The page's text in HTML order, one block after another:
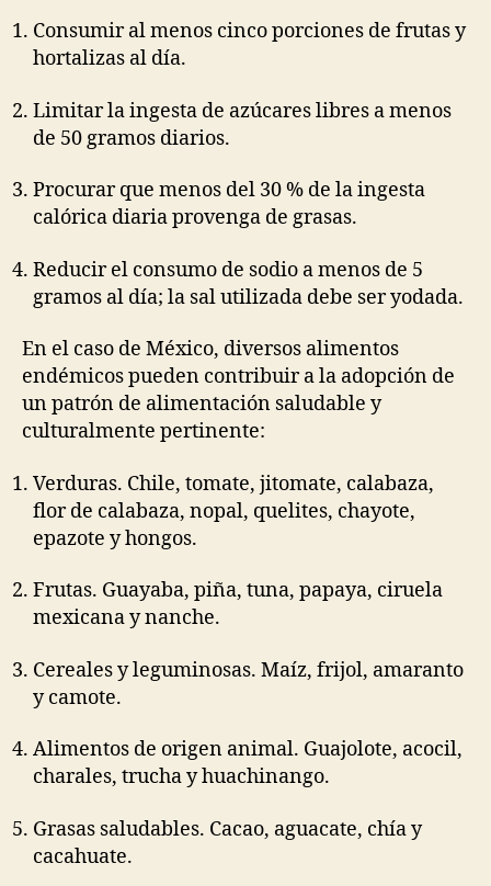
Consumir al menos cinco porciones de frutas y
hortalizas al día.
Limitar la ingesta de azúcares libres a menos
de 50 gramos diarios.
Procurar que menos del 30 % de la ingesta
calórica diaria provenga de grasas.
Reducir el consumo de sodio a menos de 5
gramos al día; la sal utilizada debe ser yodada.
En el caso de México, diversos alimentos
endémicos pueden contribuir a la adopción de
un patrón de alimentación saludable y
culturalmente pertinente:
Verduras. Chile, tomate, jitomate, calabaza,
flor de calabaza, nopal, quelites, chayote,
epazote y hongos.
Frutas. Guayaba, piña, tuna, papaya, ciruela
mexicana y nanche.
Cereales y leguminosas. Maíz, frijol, amaranto
y camote.
Alimentos de origen animal. Guajolote, acocil,
charales, trucha y huachinango.
Grasas saludables. Cacao, aguacate, chía y
cacahuate.